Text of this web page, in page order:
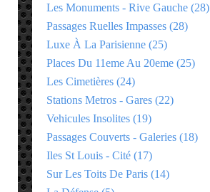
Les Monuments - Rive Gauche (28)
Passages Ruelles Impasses (28)
Luxe À La Parisienne (25)
Places Du 11eme Au 20eme (25)
Les Cimetières (24)
Stations Metros - Gares (22)
Vehicules Insolites (19)
Passages Couverts - Galeries (18)
Iles St Louis - Cité (17)
Sur Les Toits De Paris (14)